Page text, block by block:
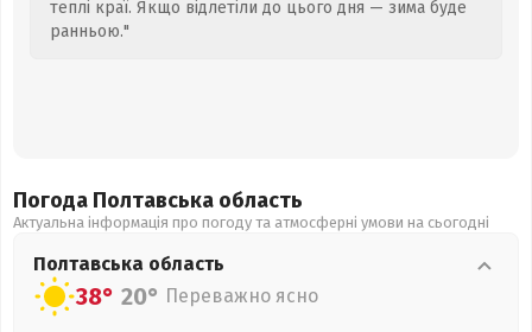
теплі краї. Якщо відлетіли до цього дня — зима буде
ранньою."
Погода Полтавська область
Актуальна інформація про погоду та атмосферні умови на сьогодні
Полтавська область
38° 20° Переважно ясно